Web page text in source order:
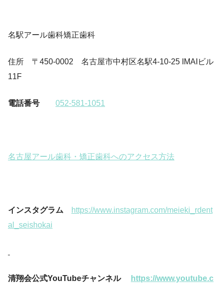
名駅アール歯科矯正歯科
住所 〒450-0002 名古屋市中村区名駅4-10-25 IMAIビル
11F
電話番号 052-581-1051
名古屋アール歯科・矯正歯科へのアクセス方法
インスタグラム
https://www.instagram.com/meieki_rdent
al_seishokai
清翔会公式YouTubeチャンネル
https://www.youtube.c